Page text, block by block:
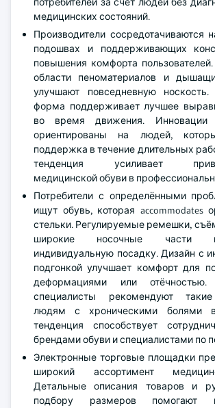
медицинских состояний.
Производители сосредотачиваются
подошвах и поддерживающих
повышения комфорта
области пеноматериалов и
улучшают повседневную носкость.
форма поддерживает лучшее
во время движения. Инновации
ориентированы на людей,
поддержка в течение длительных
тенденция усиливает
медицинской обуви в
Потребители с определёнными
ищут обувь, которая accommodates
стельки. Регулируемые ремешки,
широкие носочные части
индивидуальную посадку. Дизайн с
подгонкой улучшает комфорт для
деформациями или отёчностью.
специалисты рекомендуют
людям с хроническими болями
тенденция способствует
брендами обуви и специалистами по
Электронные торговые площадки
широкий ассортимент
Детальные описания товаров и
подбору размеров помогают